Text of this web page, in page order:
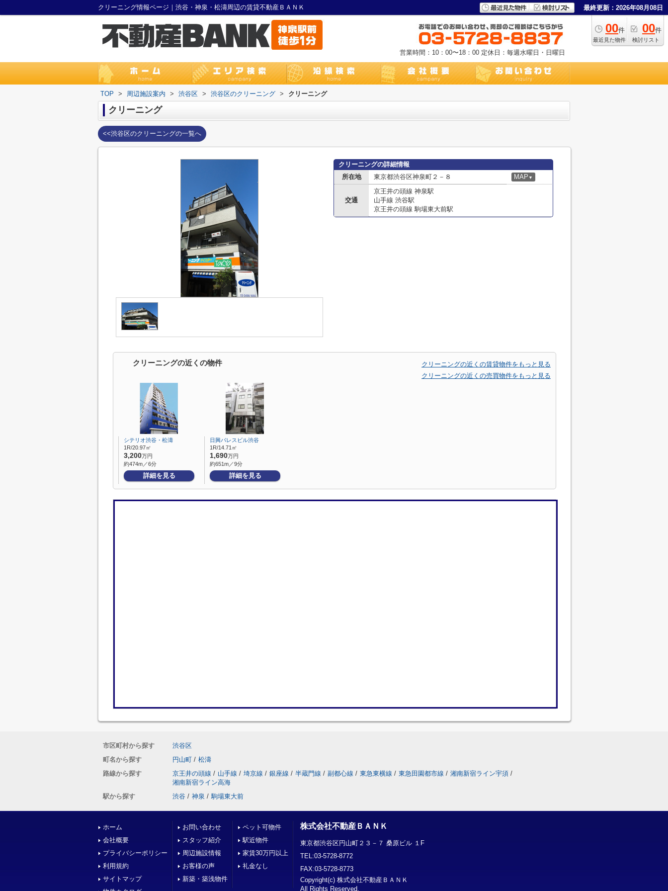
クリーニング情報ページ｜渋谷・神泉・松濤周辺の賃貸不動産ＢＡＮＫ 最終更新：2026年08月08日
00件
最近見た物件
00件
検討リスト
営業時間：10：00〜18：00 定休日：毎週水曜日・日曜日
TOP > 周辺施設案内 > 渋谷区 > 渋谷区のクリーニング > クリーニング
クリーニング
<<渋谷区のクリーニングの一覧へ
クリーニングの詳細情報
所在地
東京都渋谷区神泉町２－８ MAP ▼
交通
京王井の頭線 神泉駅
山手線 渋谷駅
京王井の頭線 駒場東大前駅
クリーニングの近くの物件
クリーニングの近くの賃貸物件をもっと見る
クリーニングの近くの売買物件をもっと見る
シテリオ渋谷・松濤
1R/20.97㎡
3,200万円
約474m／6分
詳細を見る
日興パレスビル渋谷
1R/14.71㎡
1,690万円
約651m／9分
詳細を見る
市区町村から探す
渋谷区
町名から探す
円山町 / 松濤
路線から探す
京王井の頭線 / 山手線 / 埼京線 / 銀座線 / 半蔵門線 / 副都心線 / 東急東横線 / 東急田園都市線 / 湘南新宿ライン宇須 /
湘南新宿ライン高海
駅から探す
渋谷 / 神泉 / 駒場東大前
ホーム
会社概要
プライバシーポリシー
利用規約
サイトマップ
お問い合わせ
スタッフ紹介
周辺施設情報
お客様の声
新築・築浅物件
ペット可物件
駅近物件
家賃30万円以上
礼金なし
株式会社不動産ＢＡＮＫ
東京都渋谷区円山町２３－７ 桑原ビル １F
TEL:03-5728-8772
FAX:03-5728-8773
Copyright(c) 株式会社不動産ＢＡＮＫ
All Rights Reserved.